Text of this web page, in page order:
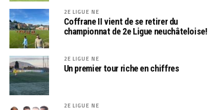
2E LIGUE NE
Coffrane II vient de se retirer du
championnat de 2e Ligue neuchâteloise!
2E LIGUE NE
Un premier tour riche en chiffres
2E LIGUE NE